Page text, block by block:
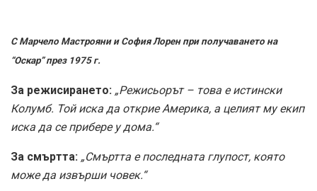
С Марчело Мастрояни и София Лорен при получаването на
“Оскар” през 1975 г.
За режисирането: „Режисьорът – това е истински
Колумб. Той иска да открие Америка, а целият му екип
иска да се прибере у дома.“
За смъртта: „Смъртта е последната глупост, която
може да извърши човек.“